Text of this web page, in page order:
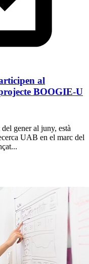
al
BOOGIE-U
gener al juny, està
UAB en el marc del